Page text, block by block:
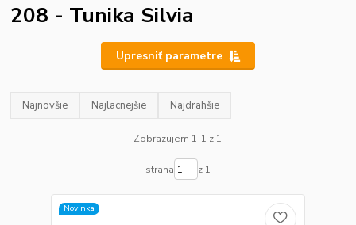
208 - Tunika Silvia
Upresniť parametre
Najnovšie Najlacnejšie Najdrahšie
Zobrazujem 1-1 z 1
strana z 1
Novinka